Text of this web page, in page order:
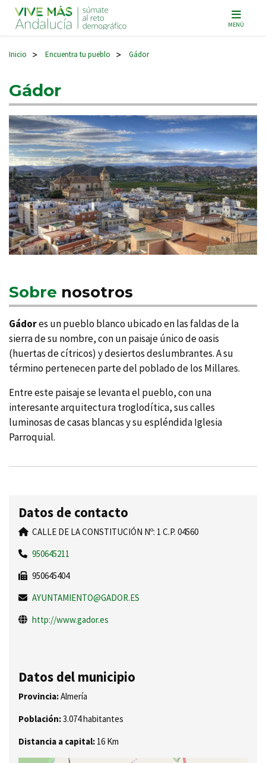
Navegación principal MENÚ
Inicio > Encuentra tu pueblo > Gádor
Gádor
Sobre nosotros
Gádores un pueblo blanco ubicado en las faldas de la
sierra de su nombre, con un paisaje único de oasis
(huertas de cí­tricos) y desiertos deslumbrantes. A su
término pertenecen parte del poblado de los Millares.
Entre este paisaje se levanta el pueblo, con una
interesante arquitectura troglodí­tica, sus calles
luminosas de casas blancas y su espléndida Iglesia
Parroquial.
Datos de contacto
CALLE DE LA CONSTITUCIÓN Nº: 1 C.P. 04560
950645211
950645404
AYUNTAMIENTO@GADOR.ES
http://www.gador.es
Datos del municipio
Provincia:Almería
Población:3.074 habitantes
Distancia a capital: 16 Km